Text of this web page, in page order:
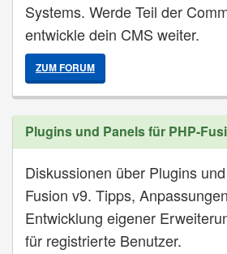
Systems. Werde Teil der
entwickle dein CMS weiter.
ZUM FORUM
Plugins und Panels für PHP-
Diskussionen über Plugins
Fusion v9. Tipps,
Entwicklung eigener
für registrierte Benutzer.